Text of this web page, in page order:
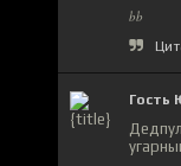
bb
Гость